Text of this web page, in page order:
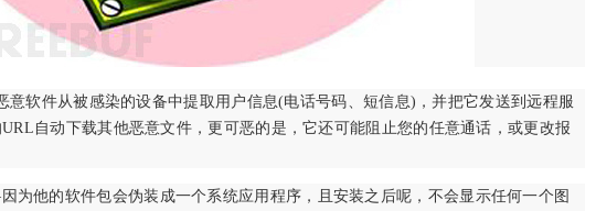
意软件从被感染的设备中提取用户信息(电话号码、短信息)，并把它发送到远程服
自动下载其他恶意文件，更可恶的是，它还可能阻止您的任意通话，或更改报
他的软件包会伪装成一个系统应用程序，且安装之后呢，不会显示任何一个图